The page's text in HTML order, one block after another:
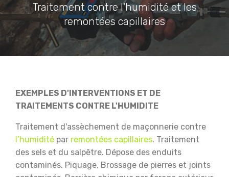
Traitement contre l'humidité et les
remontées capillaires
EXEMPLES D'INTERVENTIONS ET DE
TRAITEMENTS CONTRE L'HUMIDITE
Traitement d'assèchement de maçonnerie contre
l’humidité par remontées capillaires. Traitement
des sels et du salpêtre. Dépose des enduits
contaminés. Piquage, Brossage de pierres et joints